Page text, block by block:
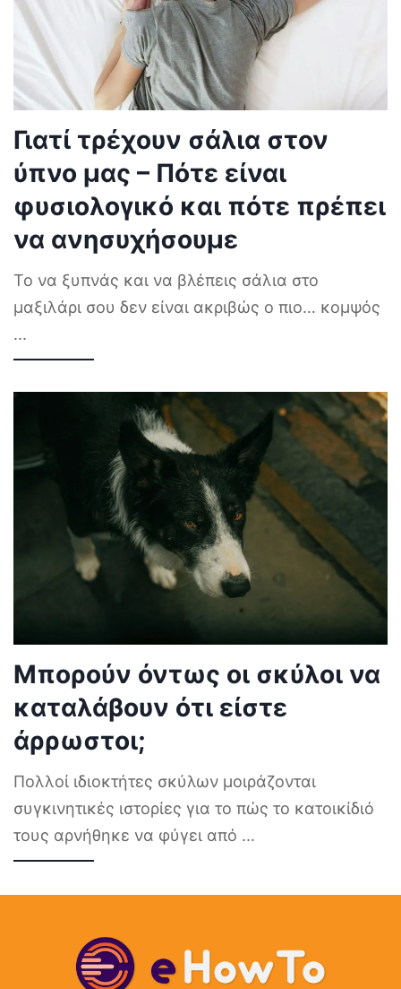
Γιατί τρέχουν σάλια στον
ύπνο μας – Πότε είναι
φυσιολογικό και πότε πρέπει
να ανησυχήσουμε
Το να ξυπνάς και να βλέπεις σάλια στο
μαξιλάρι σου δεν είναι ακριβώς ο πιο… κομψός
...
Μπορούν όντως οι σκύλοι να
καταλάβουν ότι είστε
άρρωστοι;
Πολλοί ιδιοκτήτες σκύλων μοιράζονται
συγκινητικές ιστορίες για το πώς το κατοικίδιό
τους αρνήθηκε να φύγει από ...